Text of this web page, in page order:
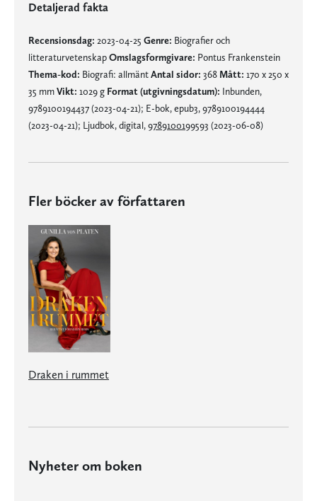
Detaljerad fakta
Recensionsdag: 2023-04-25 Genre: Biografier och
litteraturvetenskapOmslagsformgivare: Pontus Frankenstein
Thema-kod: Biografi: allmäntAntal sidor: 368 Mått: 170 x 250 x
35 mmVikt: 1029 g Format (utgivningsdatum): Inbunden,
9789100194437 (2023-04-21); E-bok, epub3, 9789100194444
(2023-04-21); Ljudbok, digital,9789100199593 (2023-06-08)
Fler böcker av författaren
Draken i rummet
Nyheter om boken